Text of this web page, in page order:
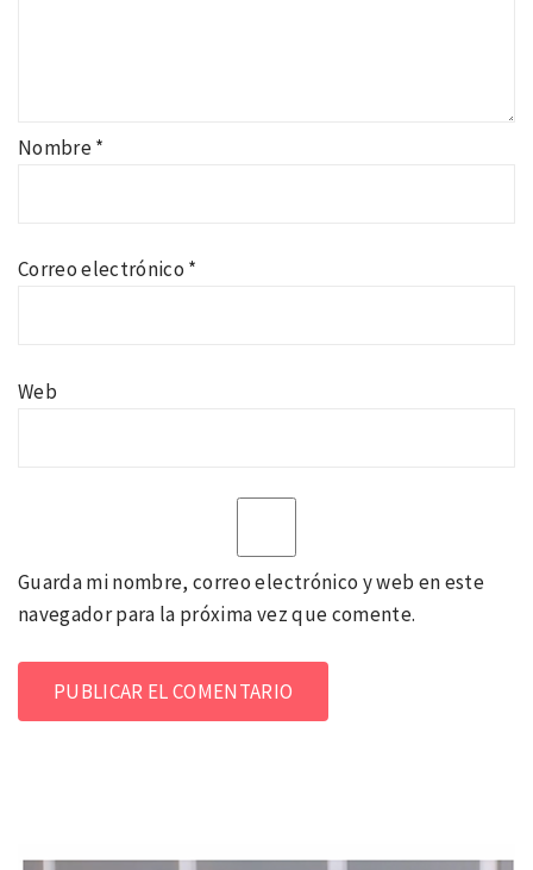
Nombre*
Correo electrónico *
Web
Guarda mi nombre, correo electrónico y web en este
navegador para la próxima vez que comente.